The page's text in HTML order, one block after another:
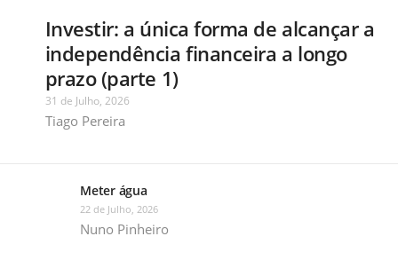
Investir: a única forma de alcançar a
independência financeira a longo
prazo (parte 1)
31 de Julho, 2026
Tiago Pereira
Meter água
22 de Julho, 2026
Nuno Pinheiro